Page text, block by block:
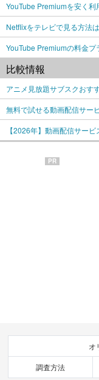
YouTube Premiumを安く利
Netflixをテレビで見る方法
YouTube Premiumの料金プ
比較情報
アニメ見放題サブスクおす
無料で試せる動画配信サー
【2026年】動画配信サー
PR
オ
調査方法